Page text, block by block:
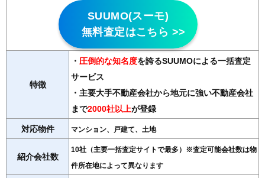
SUUMO(スーモ)
無料査定はこちら >>
特徴
・ 圧倒的な知名度を誇るSUUMOによる一括査定
サービス
・主要大手不動産会社から地元に強い不動産会社
まで2000社以上が登録
対応物件 マンション、戸建て、土地
紹介会社数
10社（主要一括査定サイトで最多）※査定可能会社数は物
件所在地によって異なります